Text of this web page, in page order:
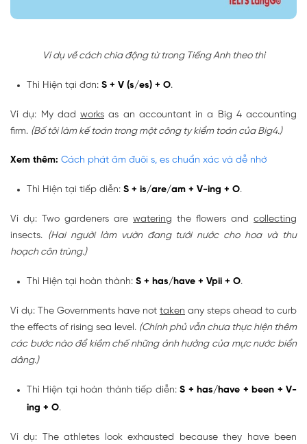
Ví dụ về cách chia động từ trong Tiếng Anh theo thì
Thì Hiện tại đơn: S + V (s/es) + O.
Ví dụ: My dad works as an accountant in a Big 4 accounting
firm. (Bố tôi làm kế toán trong một công ty kiểm toán của Big4.)
Xem thêm: Cách phát âm đuôi s, es chuẩn xác và dễ nhớ
Thì Hiện tại tiếp diễn: S + is/are/am + V-ing + O.
Ví dụ: Two gardeners are watering the flowers and collecting
insects. (Hai người làm vườn đang tưới nước cho hoa và thu
hoạch côn trùng.)
Thì Hiện tại hoàn thành: S + has/have + Vpii + O.
Ví dụ: The Governments have not taken any steps ahead to curb
the effects of rising sea level. (Chính phủ vẫn chưa thực hiện thêm
các bước nào để kiềm chế những ảnh hưởng của mực nước biển
dâng.)
Thì Hiện tại hoàn thành tiếp diễn:S + has/have + been + V-
ing + O.
Ví dụ: The athletes look exhausted because they have been